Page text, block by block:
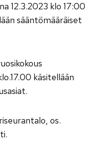
12.3.2023 klo 17:00
sääntömääräiset
käsitellään
os.